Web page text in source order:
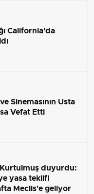
California'da
Sinemasının Usta
Vefat Etti
Kurtulmuş duyurdu:
yasa teklifi
Meclis'e geliyor